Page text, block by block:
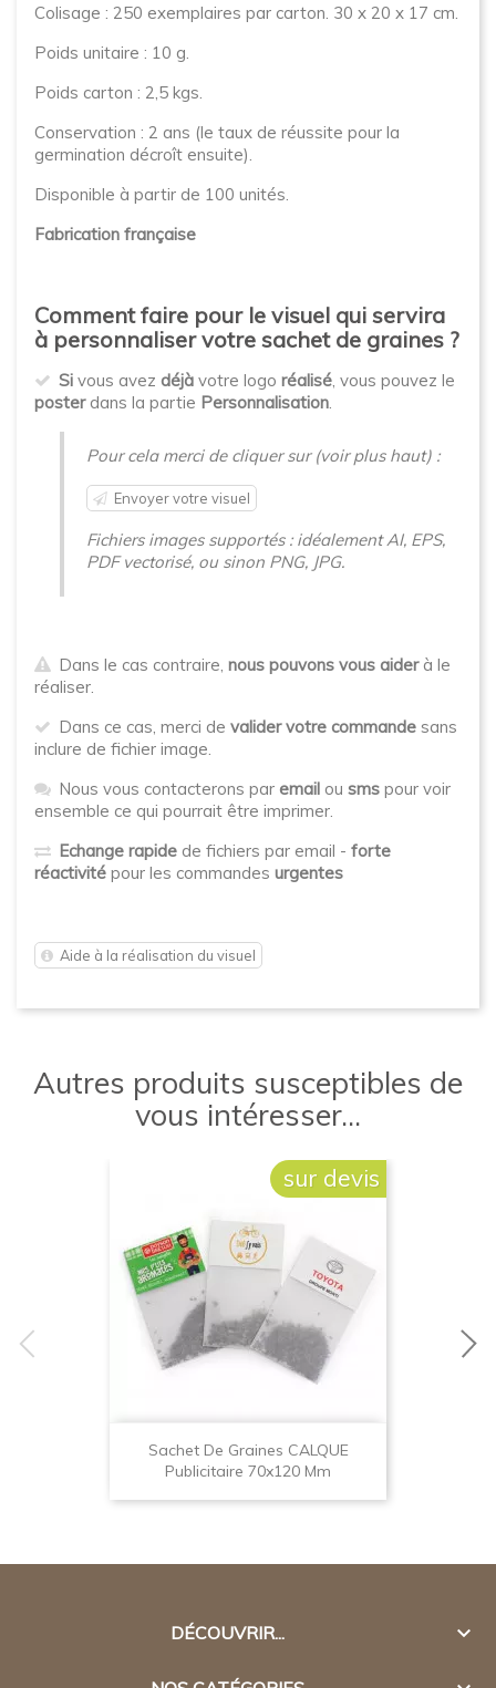
Colisage : 250 exemplaires par carton. 30 x 20 x 17 cm.
Poids unitaire : 10 g.
Poids carton : 2,5 kgs.
Conservation : 2 ans (le taux de réussite pour la
germination décroît ensuite).
Disponible à partir de 100 unités.
Fabrication française
Comment faire pour le visuel qui servira
à personnaliser votre sachet de graines ?
Si vous avez déjà votre logo réalisé, vous pouvez le
posterdans la partie Personnalisation.
Pour cela merci de cliquer sur (voir plus haut) :
Envoyer votre visuel
Fichiers images supportés : idéalement AI, EPS,
PDF vectorisé, ou sinon PNG, JPG.
Dans le cas contraire, nous pouvons vous aiderà le
réaliser.
Dans ce cas, merci de valider votre commande sans
inclure de fichier image.
Nous vous contacterons par email ou sms pour voir
ensemble ce qui pourrait être imprimer.
Echange rapide de fichiers par email - forte
réactivité pour les commandes urgentes
Aide à la réalisation du visuel
Autres produits susceptibles de
vous intéresser...
Sachet De Graines CALQUE
Publicitaire 70x120 Mm
sur devis
DÉCOUVRIR... 